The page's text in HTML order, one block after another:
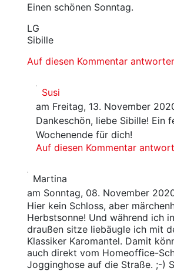
Einen schönen Sonntag.
LG
Sibille
Auf diesen Kommentar
Susi
am Freitag, 13. November
Dankeschön, liebe Sibille! Ein
Wochenende für dich!
Auf diesen Kommentar
Martina
am Sonntag, 08. November
Hier kein Schloss, aber
Herbstsonne! Und während ich
draußen sitze liebäugle ich mit
Klassiker Karomantel. Damit
auch direkt vom Homeoffice-
Jogginghose auf die Straße. ;-)